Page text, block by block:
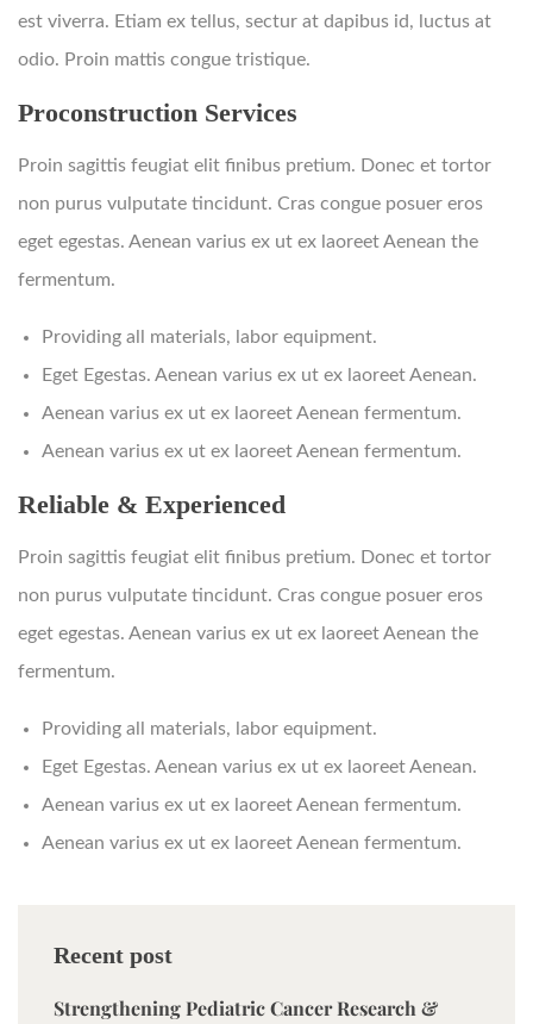
est viverra. Etiam ex tellus, sectur at dapibus id, luctus at
odio. Proin mattis congue tristique.
Proconstruction Services
Proin sagittis feugiat elit finibus pretium. Donec et tortor
non purus vulputate tincidunt. Cras congue posuer eros
eget egestas. Aenean varius ex ut ex laoreet Aenean the
fermentum.
Providing all materials, labor equipment.
Eget Egestas. Aenean varius ex ut ex laoreet Aenean.
Aenean varius ex ut ex laoreet Aenean fermentum.
Aenean varius ex ut ex laoreet Aenean fermentum.
Reliable & Experienced
Proin sagittis feugiat elit finibus pretium. Donec et tortor
non purus vulputate tincidunt. Cras congue posuer eros
eget egestas. Aenean varius ex ut ex laoreet Aenean the
fermentum.
Providing all materials, labor equipment.
Eget Egestas. Aenean varius ex ut ex laoreet Aenean.
Aenean varius ex ut ex laoreet Aenean fermentum.
Aenean varius ex ut ex laoreet Aenean fermentum.
Recent post
Strengthening Pediatric Cancer Research &